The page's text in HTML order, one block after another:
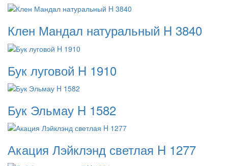
Клен Мандал натуральный H 3840
Бук луговой H 1910
Бук Эльмау H 1582
Акация Лэйклэнд светлая H 1277